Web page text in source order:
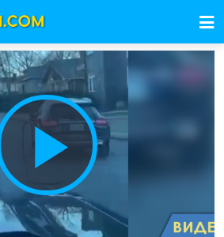
Play